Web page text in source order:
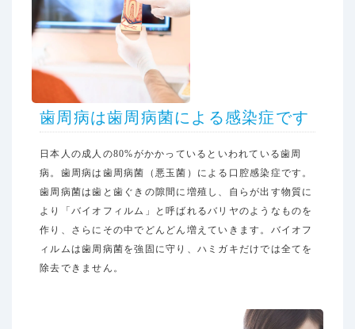
ホーム 保険診療
歯周病は歯周病菌による感染症です
日本人の成人の80%がかかっているといわれている歯周
病。歯周病は歯周病菌（悪玉菌）による口腔感染症です。
歯周病菌は歯と歯ぐきの隙間に増殖し、自らが出す物質に
より「バイオフィルム」と呼ばれるバリヤのようなものを
作り、さらにその中でどんどん増えていきます。バイオフ
ィルムは歯周病菌を強固に守り、ハミガキだけでは全てを
除去できません。